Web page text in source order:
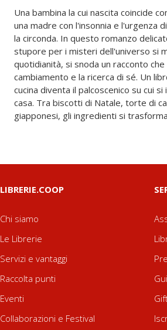
Una bambina la cui nascita coincide
una madre con l'insonnia e l'urgenza
la circonda. In questo romanzo
stupore per i misteri dell'universo si
quotidianità, si snoda un racconto
cambiamento e la ricerca di sé. Un
cucina diventa il palcoscenico su cui
casa. Tra biscotti di Natale, torte di
giapponesi, gli ingredienti si
cura e condivisione, in cui manine
narrano e nutrono. Mentre il
intrecciando il tempo e gli incontri,
figlia diventa il filo conduttore tra
al sentimento lieve della nostalgia e
un'infanzia che, mentre si afferma,
emozionante che celebra l'amore,
LIBRERIE.COOP
Chi siamo
Le Librerie
Servizi e vantaggi
Raccolta punti
Eventi
Collaborazioni e Festival